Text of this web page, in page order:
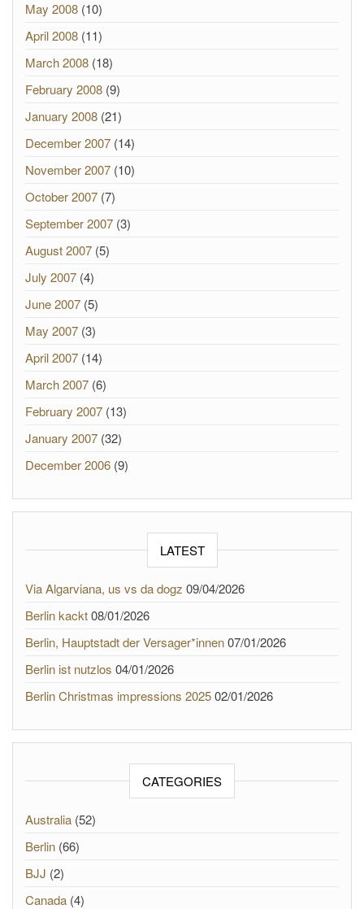
May 2008 (10)
April 2008 (11)
March 2008 (18)
February 2008 (9)
January 2008 (21)
December 2007 (14)
November 2007 (10)
October 2007 (7)
September 2007 (3)
August 2007 (5)
July 2007 (4)
June 2007 (5)
May 2007 (3)
April 2007 (14)
March 2007 (6)
February 2007 (13)
January 2007 (32)
December 2006 (9)
LATEST
Via Algarviana, us vs da dogz 09/04/2026
Berlin kackt08/01/2026
Berlin, Hauptstadt der Versager*innen07/01/2026
Berlin ist nutzlos 04/01/2026
Berlin Christmas impressions 202502/01/2026
CATEGORIES
Australia (52)
Berlin (66)
BJJ (2)
Canada (4)